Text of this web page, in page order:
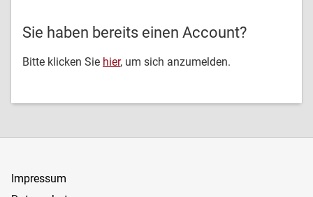
Sie haben bereits einen Account?
Bitte klicken Sie hier, um sich anzumelden.
Impressum